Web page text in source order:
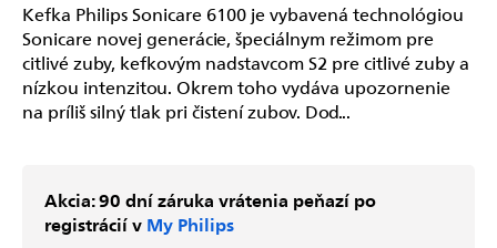
Kefka Philips Sonicare 6100 je vybavená technológiou
Sonicare novej generácie, špeciálnym režimom pre
citlivé zuby, kefkovým nadstavcom S2 pre citlivé zuby a
nízkou intenzitou. Okrem toho vydáva upozornenie
na príliš silný tlak pri čistení zubov. Dod...
Akcia: 90 dní záruka vrátenia peňazí po
registrácií v My Philips